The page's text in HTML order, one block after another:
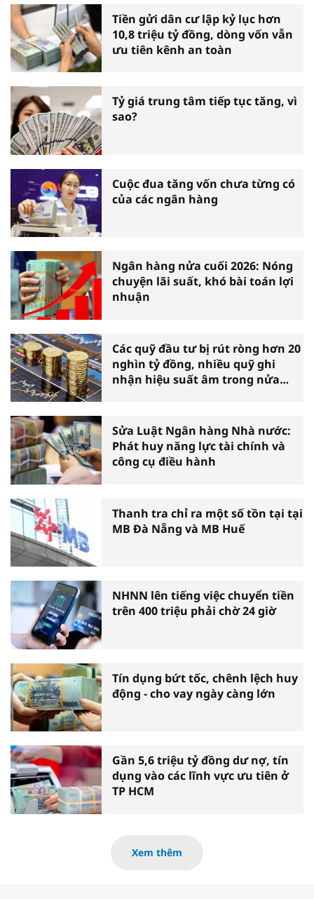
Tiền gửi dân cư lập kỷ lục hơn
10,8 triệu tỷ đồng, dòng vốn vẫn
ưu tiên kênh an toàn
Tỷ giá trung tâm tiếp tục tăng, vì
sao?
Cuộc đua tăng vốn chưa từng có
của các ngân hàng
Ngân hàng nửa cuối 2026: Nóng
chuyện lãi suất, khó bài toán lợi
nhuận
Các quỹ đầu tư bị rút ròng hơn 20
nghìn tỷ đồng, nhiều quỹ ghi
nhận hiệu suất âm trong nửa
Sửa Luật Ngân hàng Nhà nước:
Phát huy năng lực tài chính và
công cụ điều hành
Thanh tra chỉ ra một số tồn tại tại
MB Đà Nẵng và MB Huế
NHNN lên tiếng việc chuyển tiền
trên 400 triệu phải chờ 24 giờ
Tín dụng bứt tốc, chênh lệch huy
động - cho vay ngày càng lớn
Gần 5,6 triệu tỷ đồng dư nợ, tín
dụng vào các lĩnh vực ưu tiên ở
TP HCM
Xem thêm